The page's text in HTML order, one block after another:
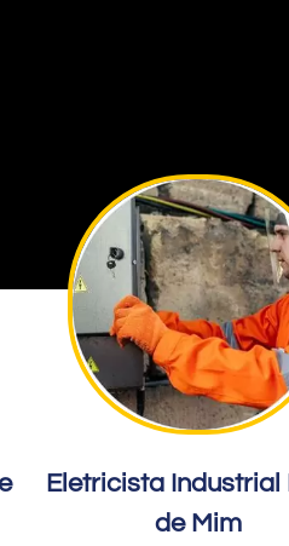
Eletricista Industrial
de Mim